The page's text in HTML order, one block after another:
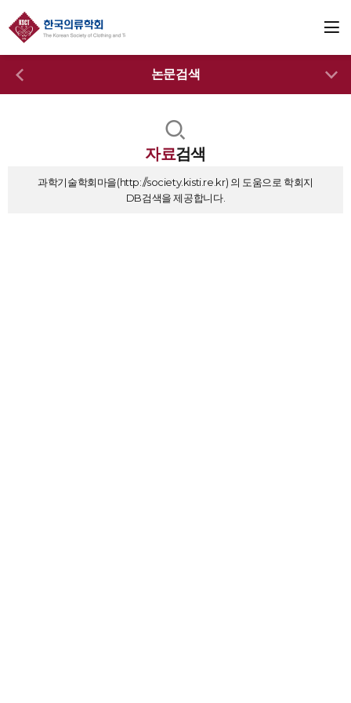
논문검색
자료검색
과학기술학회마을(http://society.kisti.re.kr) 의 도움으로 학회지
DB검색을 제공합니다.